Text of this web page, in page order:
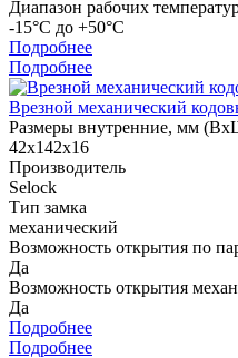
Диапазон рабочих
-15°С до +50°С
Подробнее
Подробнее
Врезной механический
Размеры внутренние, мм
42х142х16
Производитель
Selock
Тип замка
механический
Возможность открытия по
Да
Возможность открытия
Да
Подробнее
Подробнее